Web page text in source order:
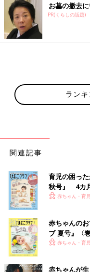
お墓の撤去
PR(くらしの話題)
ラン
関連記事
育児の困っ
秋号』 4カ
いっぱい！
赤ちゃん・育
赤ちゃんの
ブ 夏号』〈
く！ おっぱ
赤ちゃん・育
赤ちゃんが